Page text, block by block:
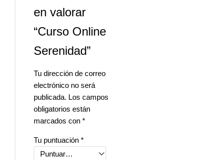
en valorar
“Curso Online
Serenidad”
Tu dirección de correo
electrónico no será
publicada. Los campos
obligatorios están
marcados con *
Tu puntuación *